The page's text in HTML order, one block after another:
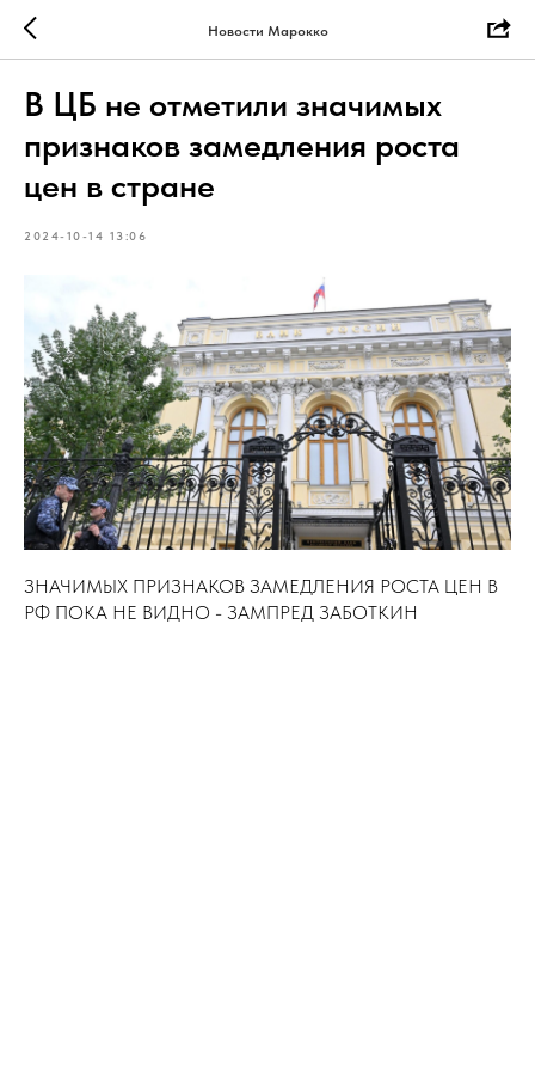
Новости Марокко
В ЦБ не отметили значимых
признаков замедления роста
цен в стране
2024-10-14 13:06
ЗНАЧИМЫХ ПРИЗНАКОВ ЗАМЕДЛЕНИЯ РОСТА ЦЕН В
РФ ПОКА НЕ ВИДНО - ЗАМПРЕД ЗАБОТКИН